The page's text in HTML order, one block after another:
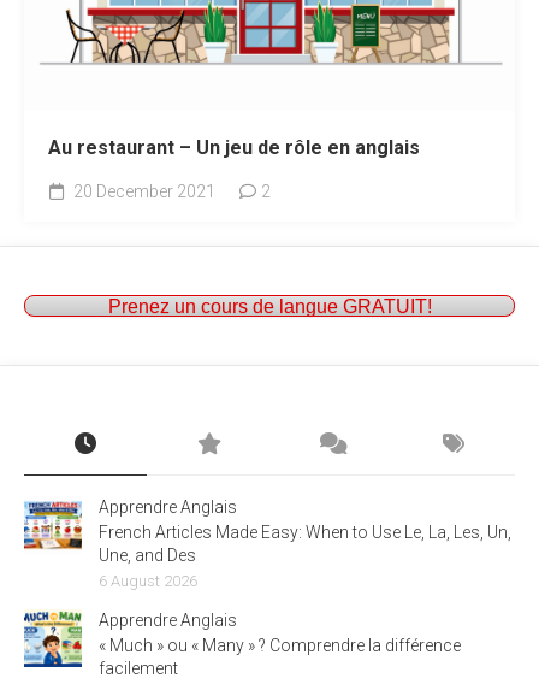
Au restaurant – Un jeu de rôle en anglais
20 December 2021 2
Prenez un cours de langue GRATUIT!
Apprendre Anglais
French Articles Made Easy: When to Use Le, La, Les, Un,
Une, and Des
6 August 2026
Apprendre Anglais
« Much » ou « Many » ? Comprendre la différence
facilement